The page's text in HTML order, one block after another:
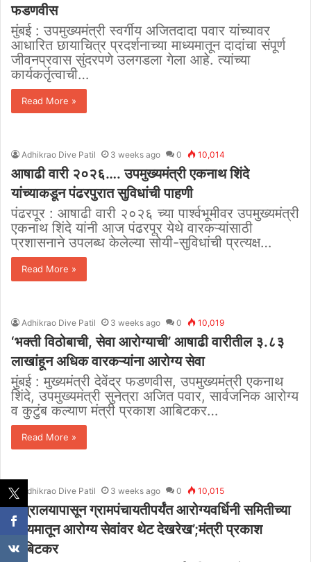
फडणवीस
मुंबई : उपमुख्यमंत्री स्वर्गीय अजितदादा पवार यांच्यावर
आधारित छायाचित्र प्रदर्शनाच्या माध्यमातून दादांचा संपूर्ण
जीवनप्रवास सुंदरपणे उलगडला गेला आहे. त्यांच्या
कार्यकर्तृत्वाची…
Read More »
Adhikrao Dive Patil 3 weeks ago 0 10,014
आषाढी वारी २०२६…. उपमुख्यमंत्री एकनाथ शिंदे
यांच्याकडून पंढरपुरात सुविधांची पाहणी
पंढरपूर : आषाढी वारी २०२६ च्या पार्श्वभूमीवर उपमुख्यमंत्री
एकनाथ शिंदे यांनी आज पंढरपूर येथे वारकऱ्यांसाठी
प्रशासनाने उपलब्ध केलेल्या सोयी-सुविधांची प्रत्यक्ष…
Read More »
Adhikrao Dive Patil 3 weeks ago 0 10,019
‘भक्ती विठोबाची, सेवा आरोग्याची’ आषाढी वारीतील ३.८३
लाखांहून अधिक वारकऱ्यांना आरोग्य सेवा
मुंबई : मुख्यमंत्री देवेंद्र फडणवीस, उपमुख्यमंत्री एकनाथ
शिंदे, उपमुख्यमंत्री सुनेत्रा अजित पवार, सार्वजनिक आरोग्य
व कुटुंब कल्याण मंत्री प्रकाश आबिटकर…
Read More »
Adhikrao Dive Patil 3 weeks ago 0 10,015
‘मंत्रालयापासून ग्रामपंचायतीपर्यंत आरोग्यवर्धिनी समितीच्या
माध्यमातून आरोग्य सेवांवर थेट देखरेख’;मंत्री प्रकाश
आबिटकर